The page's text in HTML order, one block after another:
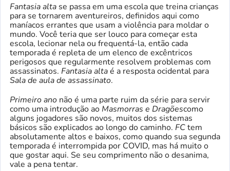
Fantasia alta se passa em uma escola que treina crianças
para se tornarem aventureiros, definidos aqui como
maníacos errantes que usam a violência para moldar o
mundo. Você teria que ser louco para começar esta
escola, lecionar nela ou frequentá-la, então cada
temporada é repleta de um elenco de excêntricos
perigosos que regularmente resolvem problemas com
assassinatos. Fantasia altaé a resposta ocidental para
Sala de aula de assassinato.
Primeiro ano não é uma parte ruim da série para servir
como uma introdução ao Masmorras e Dragõescomo
alguns jogadores são novos, muitos dos sistemas
básicos são explicados ao longo do caminho. FCtem
absolutamente altos e baixos, como quando sua segunda
temporada é interrompida por COVID, mas há muito o
que gostar aqui. Se seu comprimento não o desanima,
vale a pena tentar.